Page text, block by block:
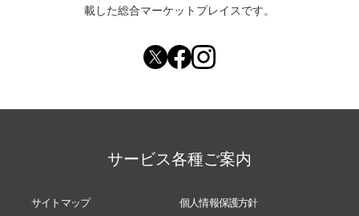
載した総合マーケットプレイスです。
サービス各種ご案内
サイトマップ 個人情報保護方針